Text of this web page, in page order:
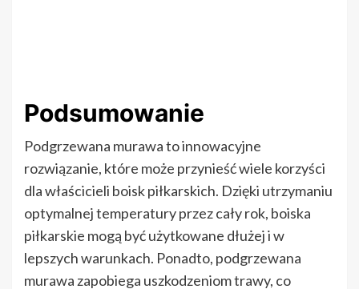
Podsumowanie
Podgrzewana murawa to innowacyjne
rozwiązanie, które może przynieść wiele korzyści
dla właścicieli boisk piłkarskich. Dzięki utrzymaniu
optymalnej temperatury przez cały rok, boiska
piłkarskie mogą być użytkowane dłużej i w
lepszych warunkach. Ponadto, podgrzewana
murawa zapobiega uszkodzeniom trawy, co